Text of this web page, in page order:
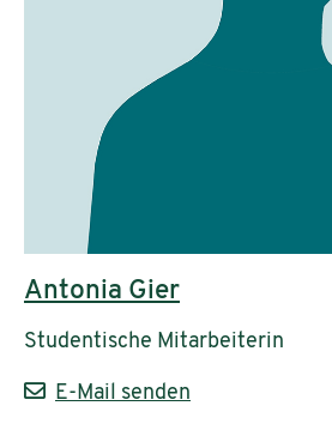
Antonia Gier
Studentische Mitarbeiterin
E-Mail senden